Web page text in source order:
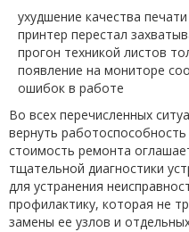
ухудшение качества печати
принтер перестал
прогон техникой листов
появление на мониторе
ошибок в работе
Во всех перечисленных
вернуть
стоимость ремонта
тщательной диагностики
для устранения
профилактику, которая не
замены ее узлов и